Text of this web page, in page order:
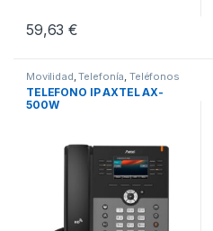
59,63€
Movilidad ,Telefonía Teléfonos
Fijos
TELEFONO IP AXTEL AX-
500W